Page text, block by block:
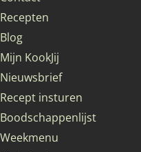
Recepten
Blog
Mijn KookJij
Nieuwsbrief
Recept insturen
Boodschappenlijst
Weekmenu